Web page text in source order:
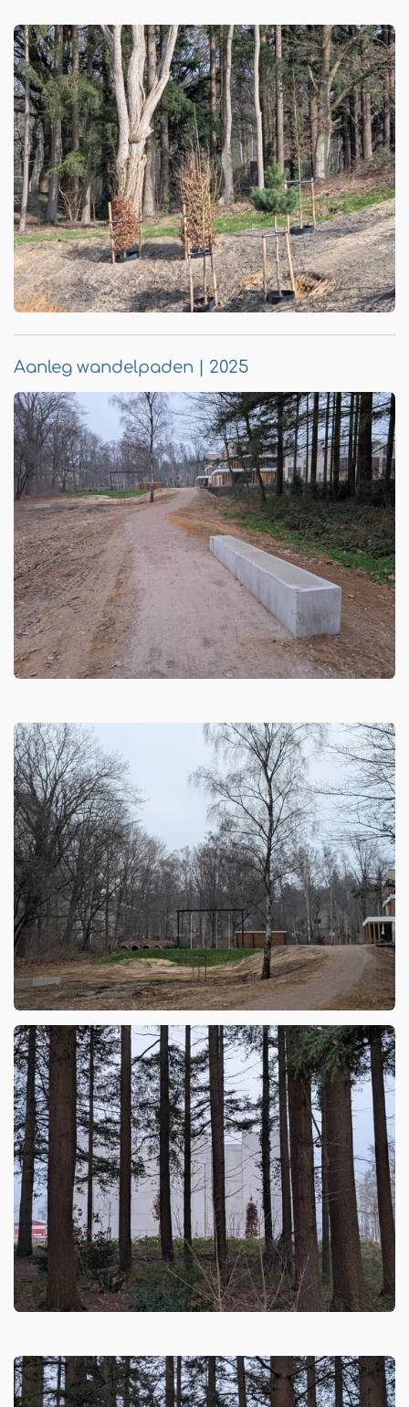
Aanleg wandelpaden | 2025